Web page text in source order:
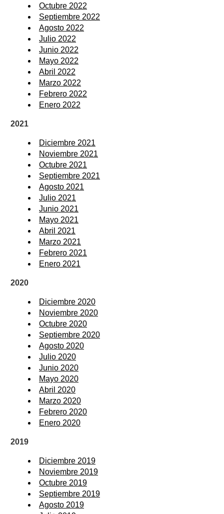
Octubre 2022
Septiembre 2022
Agosto 2022
Julio 2022
Junio 2022
Mayo 2022
Abril 2022
Marzo 2022
Febrero 2022
Enero 2022
2021
Diciembre 2021
Noviembre 2021
Octubre 2021
Septiembre 2021
Agosto 2021
Julio 2021
Junio 2021
Mayo 2021
Abril 2021
Marzo 2021
Febrero 2021
Enero 2021
2020
Diciembre 2020
Noviembre 2020
Octubre 2020
Septiembre 2020
Agosto 2020
Julio 2020
Junio 2020
Mayo 2020
Abril 2020
Marzo 2020
Febrero 2020
Enero 2020
2019
Diciembre 2019
Noviembre 2019
Octubre 2019
Septiembre 2019
Agosto 2019